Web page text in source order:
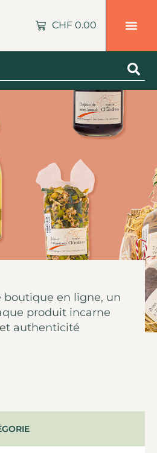
CHF0.00
boutique en ligne, un
produit incarne
authenticité